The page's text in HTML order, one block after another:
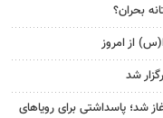
بحران؟
شد
شد؛ پاسداشتی برای رویاهای